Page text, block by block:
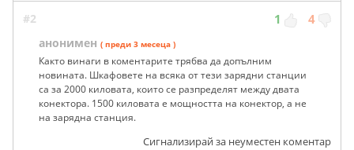
#2 1 4
анонимен ( преди 3 месеца )
Както винаги в коментарите трябва да допълним
новината. Шкафовете на всяка от тези зарядни станции
са за 2000 киловата, които се разпределят между двата
конектора. 1500 киловата е мощността на конектор, а не
на зарядна станция.
Сигнализирай за неуместен коментар